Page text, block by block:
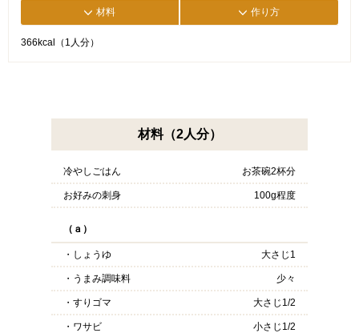
材料 作り方
366kcal（1人分）
材料（2人分）
冷やしごはん お茶碗2杯分
お好みの刺身 100g程度
（ａ）
・しょうゆ 大さじ1
・うまみ調味料 少々
・すりゴマ 大さじ1/2
・ワサビ 小さじ1/2